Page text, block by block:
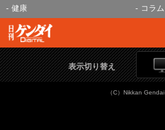
健康
コラム
表示切り替え
（C）Nikkan Gendai